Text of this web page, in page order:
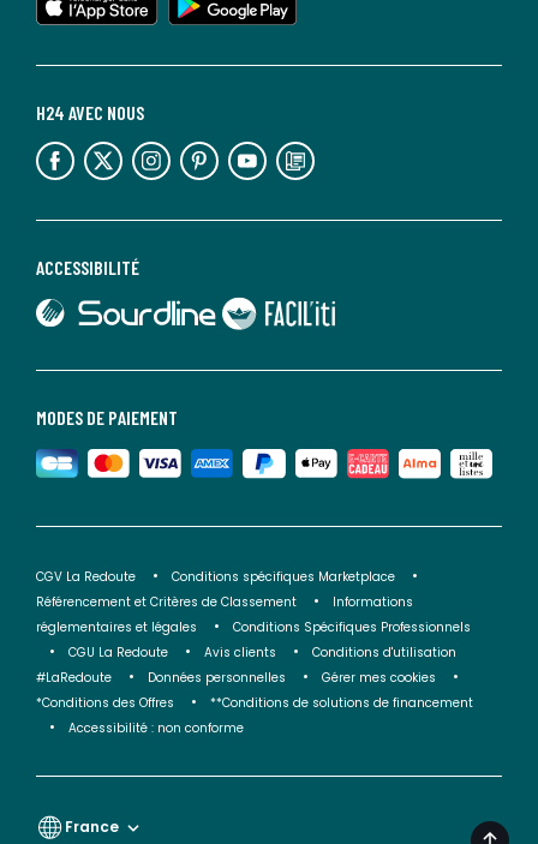
MODES DE PAIEMENT
ACCESSIBILITÉ
lien vers Sourdline
lien vers Faciliti
H24 AVEC NOUS
lien vers l'espace réseaux sociaux lien vers l'espace réseaux sociaux lien vers l'espace réseaux sociaux lien vers l'espace réseaux sociaux lien vers l'espace réseaux sociaux lien vers le blog la redoute
CGV La Redoute
Conditions spécifiques Marketplace
Référencement et Critères de Classement
Informations
réglementaires et légales
Conditions Spécifiques Professionnels
CGU La Redoute
Avis clients
Conditions d'utilisation
#LaRedoute
Données personnelles
Gérer mes cookies
*Conditions des Offres
**Conditions de solutions de financement
Accessibilité : non conforme
France